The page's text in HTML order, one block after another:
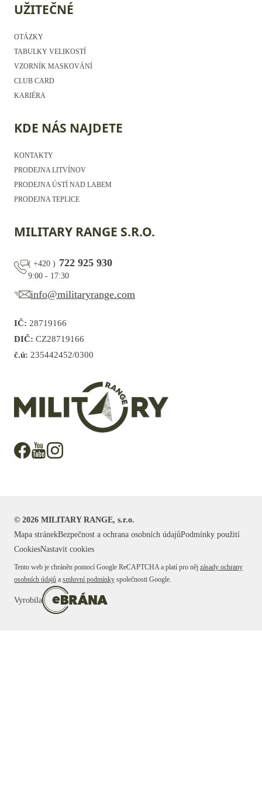
UŽITEČNÉ
OTÁZKY
TABULKY VELIKOSTÍ
VZORNÍK MASKOVÁNÍ
CLUB CARD
KARIÉRA
KDE NÁS NAJDETE
KONTAKTY
PRODEJNA LITVÍNOV
PRODEJNA ÚSTÍ NAD LABEM
PRODEJNA TEPLICE
MILITARY RANGE S.R.O.
( +420 ) 722 925 930
9:00 - 17:30
info@militaryrange.com
IČ: 28719166
DIČ: CZ28719166
č.ú: 235442452/0300
© 2026 MILITARY RANGE, s.r.o.
Mapa stránekBezpečnost a ochrana osobních údajůPodmínky použití
CookiesNastavit cookies
Tento web je chráněn pomocí Google ReCAPTCHA a platí pro něj zásady ochrany
osobních údajů a smluvní podmínky společnosti Google.
Vyrobila